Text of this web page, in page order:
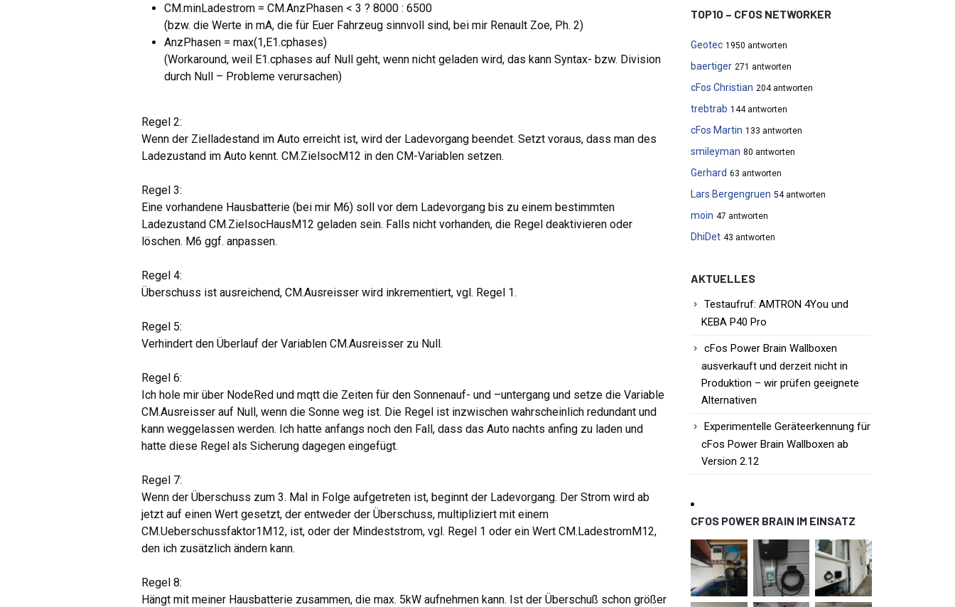
CM.minLadestrom = CM.AnzPhasen < 3 ? 8000 : 6500
(bzw. die Werte in mA, die für Euer Fahrzeug sinnvoll sind, bei mir Renault Zoe, Ph. 2)
AnzPhasen = max(1,E1.cphases)
(Workaround, weil E1.cphases auf Null geht, wenn nicht geladen wird, das kann Syntax- bzw. Division
durch Null – Probleme verursachen)
Regel 2:
Wenn der Zielladestand im Auto erreicht ist, wird der Ladevorgang beendet. Setzt voraus, dass man des
Ladezustand im Auto kennt. CM.ZielsocM12 in den CM-Variablen setzen.
Regel 3:
Eine vorhandene Hausbatterie (bei mir M6) soll vor dem Ladevorgang bis zu einem bestimmten
Ladezustand CM.ZielsocHausM12 geladen sein. Falls nicht vorhanden, die Regel deaktivieren oder
löschen. M6 ggf. anpassen.
Regel 4:
Überschuss ist ausreichend, CM.Ausreisser wird inkrementiert, vgl. Regel 1.
Regel 5:
Verhindert den Überlauf der Variablen CM.Ausreisser zu Null.
Regel 6:
Ich hole mir über NodeRed und mqtt die Zeiten für den Sonnenauf- und –untergang und setze die Variable
CM.Ausreisser auf Null, wenn die Sonne weg ist. Die Regel ist inzwischen wahrscheinlich redundant und
kann weggelassen werden. Ich hatte anfangs noch den Fall, dass das Auto nachts anfing zu laden und
hatte diese Regel als Sicherung dagegen eingefügt.
Regel 7:
Wenn der Überschuss zum 3. Mal in Folge aufgetreten ist, beginnt der Ladevorgang. Der Strom wird ab
jetzt auf einen Wert gesetzt, der entweder der Überschuss, multipliziert mit einem
CM.Ueberschussfaktor1M12, ist, oder der Mindeststrom, vgl. Regel 1 oder ein Wert CM.LadestromM12,
den ich zusätzlich ändern kann.
Regel 8:
Hängt mit meiner Hausbatterie zusammen, die max. 5kW aufnehmen kann. Ist der Überschuß schon größer
TOP10 – CFOS NETWORKER
Geotec 1950 antworten
baertiger 271 antworten
cFos Christian 204 antworten
trebtrab 144 antworten
cFos Martin 133 antworten
smileyman 80 antworten
Gerhard 63 antworten
Lars Bergengruen 54 antworten
moin 47 antworten
DhiDet 43 antworten
AKTUELLES
Testaufruf: AMTRON 4You und
KEBA P40 Pro
cFos Power Brain Wallboxen
ausverkauft und derzeit nicht in
Produktion – wir prüfen geeignete
Alternativen
Experimentelle Geräteerkennung für
cFos Power Brain Wallboxen ab
Version 2.12
CFOS POWER BRAIN IM EINSATZ